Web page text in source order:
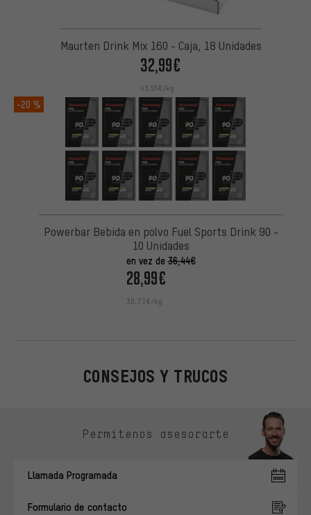
Maurten Drink Mix 160 - Caja, 18 Unidades
32,99€
43,55€/kg
-20 %
Powerbar Bebida en polvo Fuel Sports Drink 90 -
10 Unidades
en vez de36,44€
28,99€
30,73€/kg
CONSEJOS Y TRUCOS
Permítenos asesorarte
Llamada Programada
Formulario de contacto